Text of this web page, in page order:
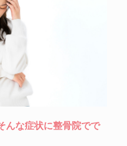
んな症状に整骨院でで